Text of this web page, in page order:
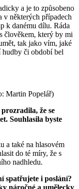
a je to způsobeno
v některých případech
k danému dílu. Ráda
člověkem, který by mi
tak jako vím, jaké
či období bel
Martin Popelář)
že se
Souhlasila byste
a také na hlasovém
do té míry, že s
nadhledu.
spatřujete i poslání?